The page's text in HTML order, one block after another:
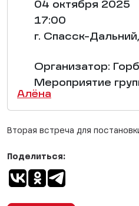
04 октября 2025
17:00
г. Спасск-
Организатор:
Мероприятие
Алёна
Вторая встреча для
Поделиться: